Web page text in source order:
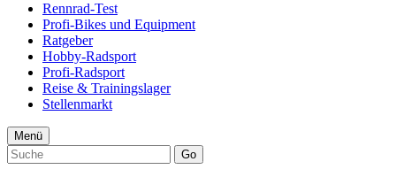
Rennrad-Test
Profi-Bikes und Equipment
Ratgeber
Hobby-Radsport
Profi-Radsport
Reise & Trainingslager
Stellenmarkt
Menü
Go